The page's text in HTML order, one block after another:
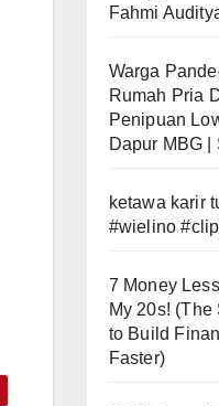
Fahmi
Warga
Rumah Pria
Penipuan
Dapur MBG |
ketawa karir
#wielino
7 Money
My 20s!
to Build
Faster)